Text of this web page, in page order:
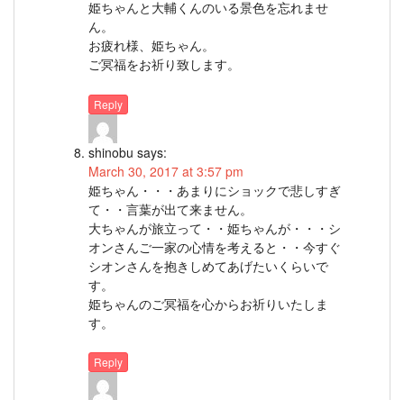
姫ちゃんと大輔くんのいる景色を忘れませ
ん。
お疲れ様、姫ちゃん。
ご冥福をお祈り致します。
Reply
shinobu says:
March 30, 2017 at 3:57 pm
姫ちゃん・・・あまりにショックで悲しすぎ
て・・言葉が出て来ません。
大ちゃんが旅立って・・姫ちゃんが・・・シ
オンさんご一家の心情を考えると・・今すぐ
シオンさんを抱きしめてあげたいくらいで
す。
姫ちゃんのご冥福を心からお祈りいたしま
す。
Reply